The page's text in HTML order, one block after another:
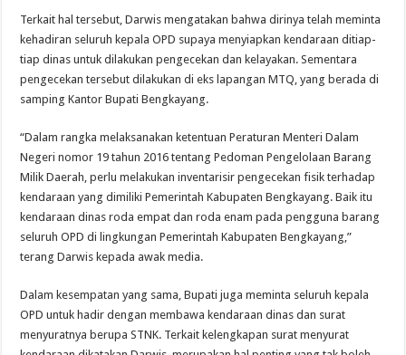
Terkait hal tersebut, Darwis mengatakan bahwa dirinya telah meminta
kehadiran seluruh kepala OPD supaya menyiapkan kendaraan ditiap-
tiap dinas untuk dilakukan pengecekan dan kelayakan. Sementara
pengecekan tersebut dilakukan di eks lapangan MTQ, yang berada di
samping Kantor Bupati Bengkayang.
“Dalam rangka melaksanakan ketentuan Peraturan Menteri Dalam
Negeri nomor 19 tahun 2016 tentang Pedoman Pengelolaan Barang
Milik Daerah, perlu melakukan inventarisir pengecekan fisik terhadap
kendaraan yang dimiliki Pemerintah Kabupaten Bengkayang. Baik itu
kendaraan dinas roda empat dan roda enam pada pengguna barang
seluruh OPD di lingkungan Pemerintah Kabupaten Bengkayang,”
terang Darwis kepada awak media.
Dalam kesempatan yang sama, Bupati juga meminta seluruh kepala
OPD untuk hadir dengan membawa kendaraan dinas dan surat
menyuratnya berupa STNK. Terkait kelengkapan surat menyurat